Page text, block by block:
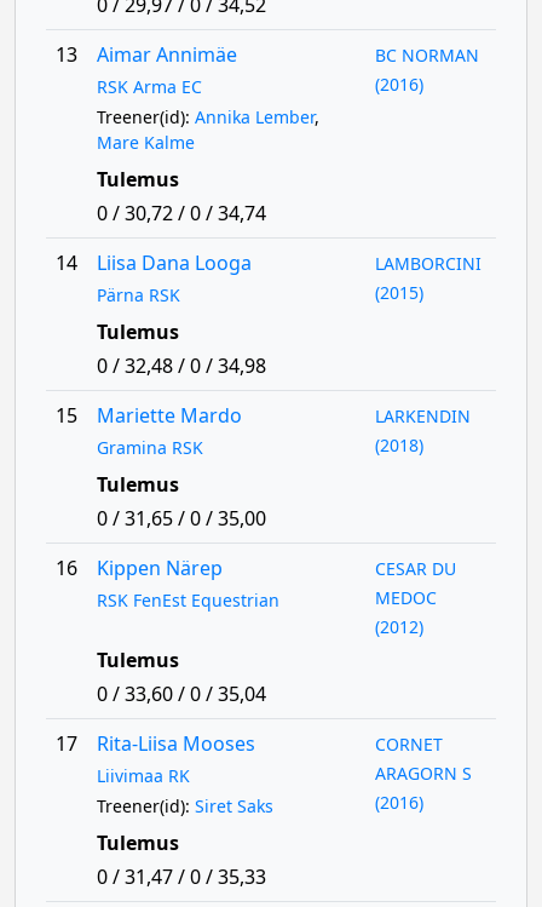
13
Aimar Annimäe
RSK Arma EC
Treener(id): Annika Lember,
Mare Kalme
BC NORMAN
(2016)
Tulemus
0 / 30,72 / 0 / 34,74
14
Liisa Dana Looga
Pärna RSK
LAMBORCINI
(2015)
Tulemus
0 / 32,48 / 0 / 34,98
15
Mariette Mardo
Gramina RSK
LARKENDIN
(2018)
Tulemus
0 / 31,65 / 0 / 35,00
16
Kippen Närep
RSK FenEst Equestrian
CESAR DU
MEDOC
(2012)
Tulemus
0 / 33,60 / 0 / 35,04
17
Rita-Liisa Mooses
Liivimaa RK
Treener(id): Siret Saks
CORNET
ARAGORN S
(2016)
Tulemus
0 / 31,47 / 0 / 35,33